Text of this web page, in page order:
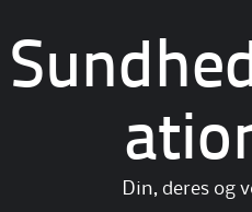
Din, deres og